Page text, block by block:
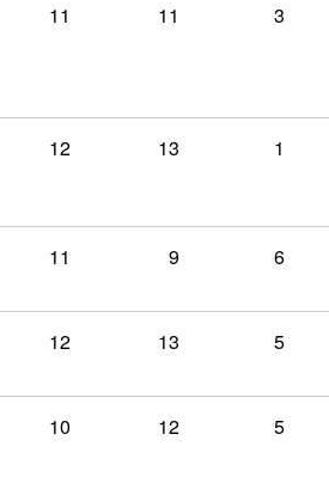
11 11 3
12 13 1
11 9 6
12 13 5
10 12 5